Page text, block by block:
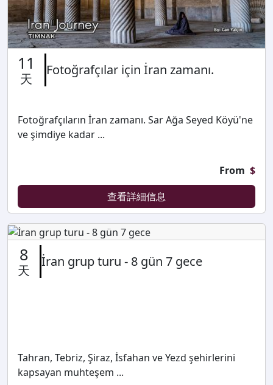
11
天
Fotoğrafçılar için İran zamanı.
Fotoğrafçıların İran zamanı. Sar Ağa Seyed Köyü'ne
ve şimdiye kadar ...
From $
查看詳細信息
8
天
İran grup turu - 8 gün 7 gece
Tahran, Tebriz, Şiraz, İsfahan ve Yezd şehirlerini
kapsayan muhteşem ...